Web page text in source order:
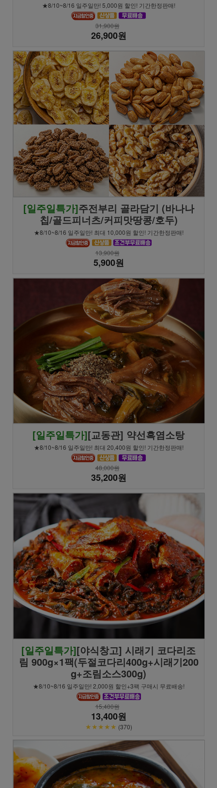
★8/10~8/16 일주일만! 5,000원 할인! 기간한정판매!
31,900원
26,900원
[일주일특가]주전부리 골라담기 (바나나
칩/골드피너츠/커피맛땅콩/호두)
★8/10~8/16 일주일만! 최대 10,000원 할인! 기간한정판매!
13,900원
5,900원
[일주일특가][교동관] 약선흑염소탕
★8/10~8/16 일주일만! 최대 20,400원 할인! 기간한정판매!
48,000원
35,200원
[일주일특가][야식창고] 시래기 코다리조
림 900g×1팩(두절코다리400g+시래기200
g+조림소스300g)
★8/10~8/16 일주일만! 2,000원 할인+3팩 구매시 무료배송!
15,400원
13,400원
★★★★★ (370)